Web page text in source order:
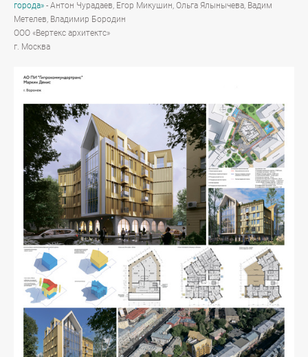
города»- Антон Чурадаев, Егор Микушин, Ольга Ялынычева, Вадим
Метелев, Владимир Бородин
ООО «Вертекс архитектс»
г. Москва